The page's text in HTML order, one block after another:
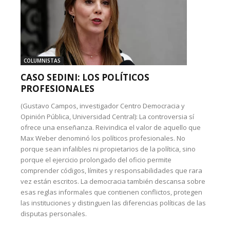
COLUMNISTAS
CASO SEDINI: LOS POLÍTICOS
PROFESIONALES
(Gustavo Campos, investigador Centro Democracia y
Opinión Pública, Universidad Central): La controversia sí
ofrece una enseñanza. Reivindica el valor de aquello que
Max Weber denominó los políticos profesionales. No
porque sean infalibles ni propietarios de la política, sino
porque el ejercicio prolongado del oficio permite
comprender códigos, límites y responsabilidades que rara
vez están escritos. La democracia también descansa sobre
esas reglas informales que contienen conflictos, protegen
las instituciones y distinguen las diferencias políticas de las
disputas personales.